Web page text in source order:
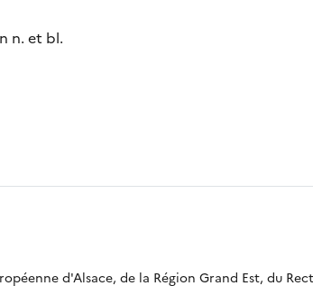
n. et bl.
d'Alsace, de la Région Grand Est, du